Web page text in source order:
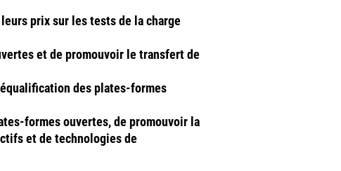
prix sur les tests de la charge
et de promouvoir le transfert de
des plates-formes
formes ouvertes, de promouvoir la
et de technologies de